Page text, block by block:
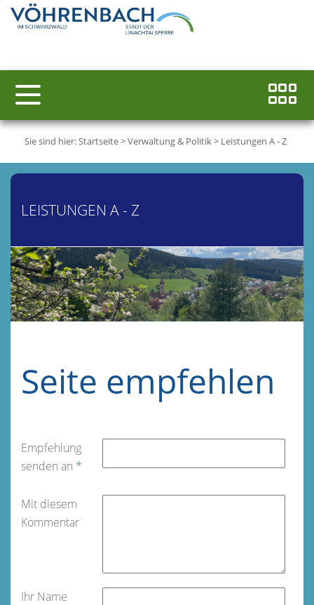
Sie sind hier:Startseite>Verwaltung & Politik> Leistungen A - Z
LEISTUNGEN A - Z
Seite empfehlen
Empfehlung
senden an *
Mit diesem
Kommentar
Ihr Name